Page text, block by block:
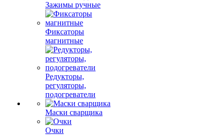
Зажимы ручные
Фиксаторы
магнитные
Редукторы,
регуляторы,
подогреватели
Маски сварщика
Очки